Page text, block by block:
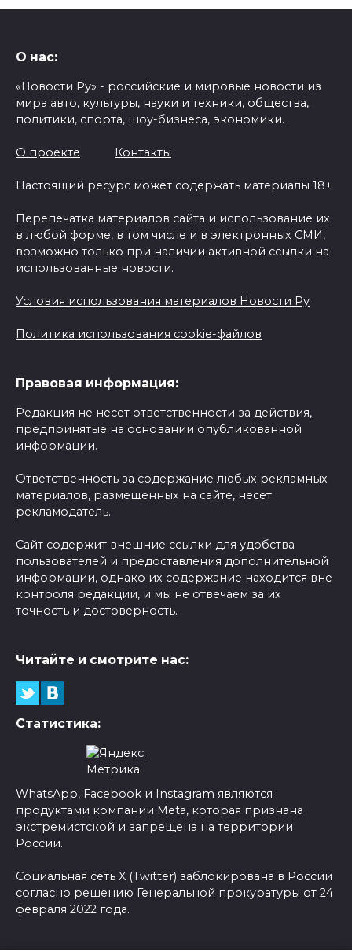
О нас:
«Новости Ру» - российские и мировые новости из
мира авто, культуры, науки и техники, общества,
политики, спорта, шоу-бизнеса, экономики.
О проекте Контакты
Настоящий ресурс может содержать материалы 18+
Перепечатка материалов сайта и использование их
в любой форме, в том числе и в электронных СМИ,
возможно только при наличии активной ссылки на
использованные новости.
Условия использования материалов Новости Ру
Политика использования cookie-файлов
Правовая информация:
Редакция не несет ответственности за действия,
предпринятые на основании опубликованной
информации.
Ответственность за содержание любых рекламных
материалов, размещенных на сайте, несет
рекламодатель.
Сайт содержит внешние ссылки для удобства
пользователей и предоставления дополнительной
информации, однако их содержание находится вне
контроля редакции, и мы не отвечаем за их
точность и достоверность.
Читайте и смотрите нас:
Статистика:
WhatsApp, Facebook и Instagram являются
продуктами компании Meta, которая признана
экстремистской и запрещена на территории
России.
Социальная сеть X (Twitter) заблокирована в России
согласно решению Генеральной прокуратуры от 24
февраля 2022 года.